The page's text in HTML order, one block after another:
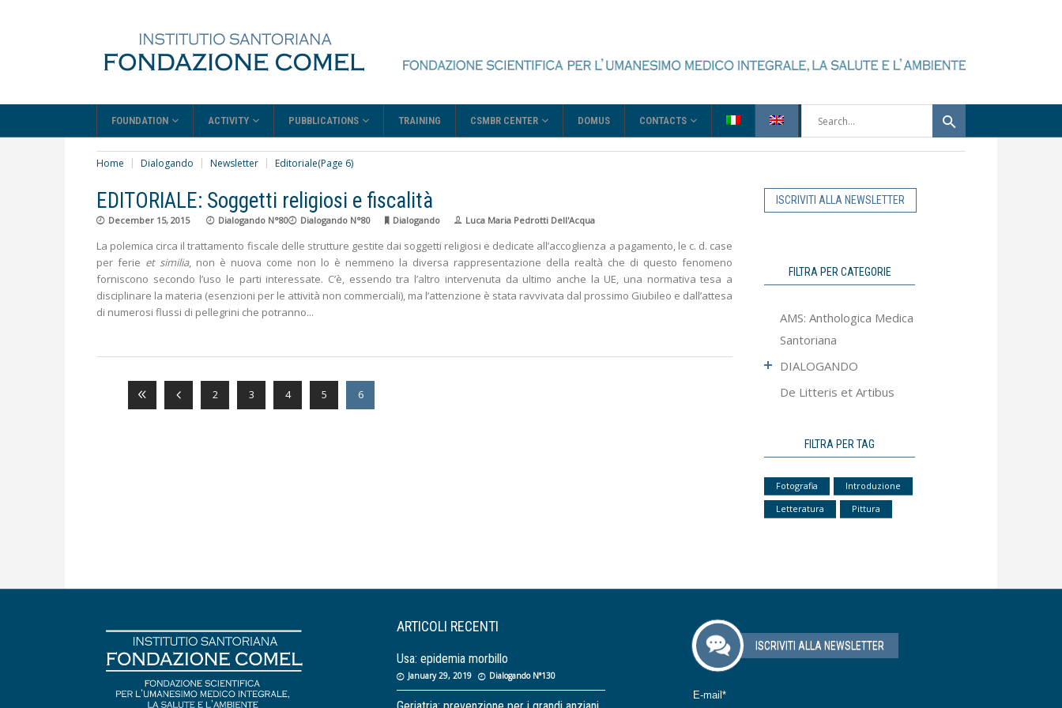
FOUNDATION ACTIVITY PUBBLICATIONS TRAINING CSMBR CENTER DOMUS CONTACTS
Home Dialogando Newsletter Editoriale(Page 6)
EDITORIALE: Soggetti religiosi e fiscalità
December 15, 2015 Dialogando N°80 Dialogando N°80 Dialogando Luca Maria Pedrotti Dell'Acqua
La polemica circa il trattamento fiscale delle strutture gestite dai soggetti religiosi e dedicate all’accoglienza a pagamento, le c. d. case
per ferie et similia, non è nuova come non lo è nemmeno la diversa rappresentazione della realtà che di questo fenomeno
forniscono secondo l’uso le parti interessate. C’è, essendo tra l’altro intervenuta da ultimo anche la UE, una normativa tesa a
disciplinare la materia (esenzioni per le attività non commerciali), ma l’attenzione è stata ravvivata dal prossimo Giubileo e dall’attesa
di numerosi flussi di pellegrini che potranno
2 3 4 5 6
ISCRIVITI ALLA NEWSLETTER
FILTRA PER CATEGORIE
AMS: Anthologica Medica
Santoriana
DIALOGANDO
Ultimo Numero
Apocrifa
Contributi
Dal Mondo Sanitario
De Litteris et Artibus
FILTRA PER TAG
Fotografia
Introduzione
Letteratura
Pittura
ARTICOLI RECENTI
Usa: epidemia morbillo
January 29, 2019 Dialogando N°130
ISCRIVITI ALLA NEWSLETTER